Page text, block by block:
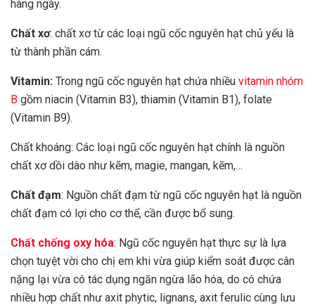
hàng ngày.
Chất xơ: chất xơ từ các loại ngũ cốc nguyên hạt chủ yếu là
từ thành phần cám.
Vitamin: Trong ngũ cốc nguyên hạt chứa nhiều vitamin nhóm
B gồm niacin (Vitamin B3), thiamin (Vitamin B1), folate
(Vitamin B9).
Chất khoáng: Các loại ngũ cốc nguyên hạt chính là nguồn
chất xơ dồi dào như kẽm, magie, mangan, kẽm,…
Chất đạm: Nguồn chất đạm từ ngũ cốc nguyên hạt là nguồn
chất đạm có lợi cho cơ thể, cần được bổ sung.
Chất chống oxy hóa: Ngũ cốc nguyên hạt thực sự là lựa
chọn tuyệt vời cho chị em khi vừa giúp kiểm soát được cân
nặng lại vừa có tác dụng ngăn ngừa lão hóa, do có chứa
nhiều hợp chất như axit phytic, lignans, axit ferulic cùng lưu